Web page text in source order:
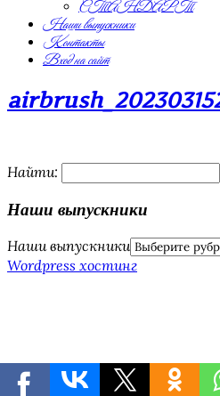
СТАНДАРТ
Наши выпускники
Контакты
Вход на сайт
Найти:
Наши выпускники
Наши выпускники
Wordpress хостинг